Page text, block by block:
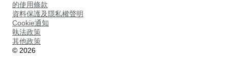
的使用條款
資料保護及隱私權聲明
Cookie通知
執法政策
其他政策
© 2026